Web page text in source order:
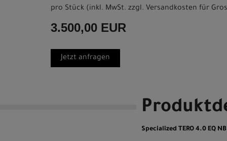
pro Stück (inkl. MwSt. zzgl. Versandkosten für
3.500,00 EUR
Jetzt anfragen
Specialized TERO 4.0 EQ NB